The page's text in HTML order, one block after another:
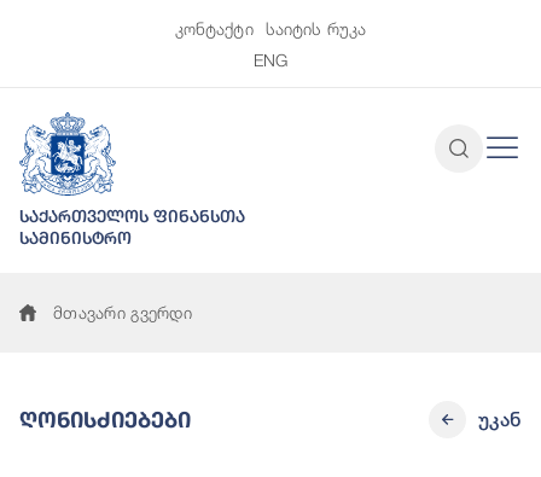
კონტაქტი
საიტის რუკა
ENG
საქართველოს ფინანსთა
სამინისტრო
მთავარი გვერდი
Ღონისძიებები უკან